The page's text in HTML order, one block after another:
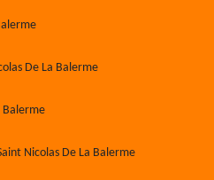
De La Balerme
Balerme
Nicolas De La Balerme